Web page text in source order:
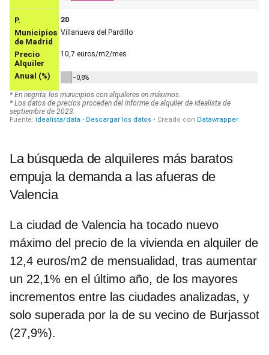
La búsqueda de alquileres más baratos
empuja la demanda a las afueras de
Valencia
La ciudad de Valencia ha tocado nuevo
máximo del precio de la vivienda en alquiler de
12,4 euros/m2 de mensualidad, tras aumentar
un 22,1% en el último año, de los mayores
incrementos entre las ciudades analizadas, y
solo superada por la de su vecino de Burjassot
(27,9%).